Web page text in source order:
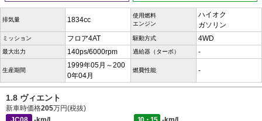
排気量 1834cc
使用燃料
エンジン
ハイオク
ガソリン
ミッション フロア4AT 駆動方式 4WD
最大出力 140ps/6000rpm 過給器（ターボ） -
生産期間
1999年05月～200
0年04月
燃費性能 -
1.8 ヴィエント
新車時価格205万円(税抜)